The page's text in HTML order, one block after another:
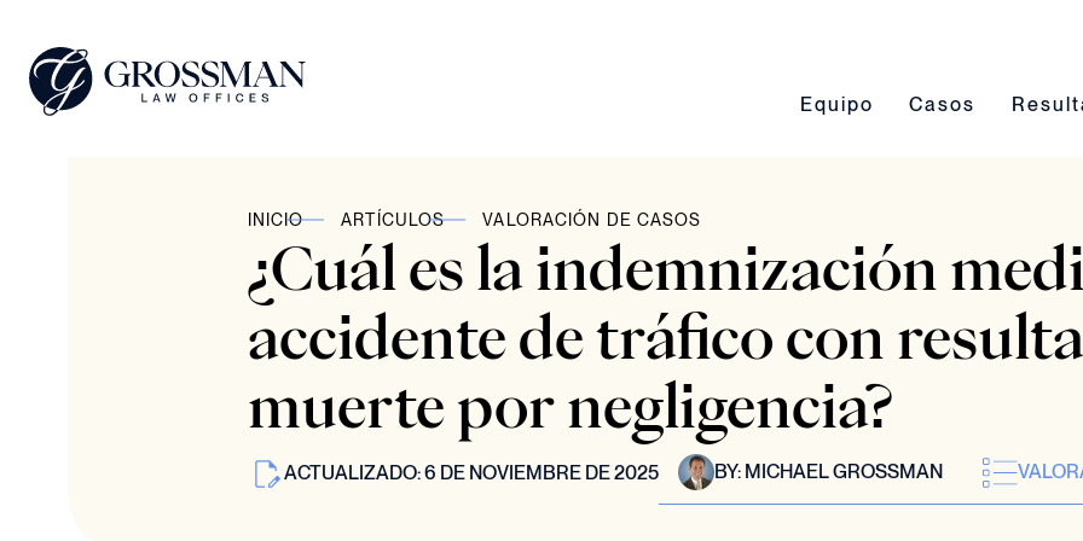
Conmutación del submenú
Equipo Conmutación del
Casos
INICIO ARTÍCULOS VALORACIÓN DE CASOS
¿Cuál es la indemnización
accidente de tráfico con
muerte por negligencia?
ACTUALIZADO: 6 DE NOVIEMBRE DE 2025 BY: MICHAEL GROSSMAN